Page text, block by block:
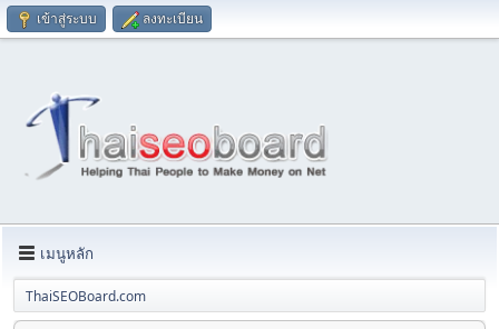
เข้าสู่ระบบ ลงทะเบียน
เมนูหลัก
ThaiSEOBoard.com